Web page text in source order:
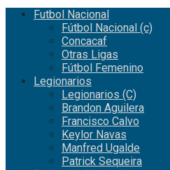
Futbol Nacional
Fútbol Nacional (c)
Concacaf
Otras Ligas
Fútbol Femenino
Legionarios
Legionarios (C)
Brandon Aguilera
Francisco Calvo
Keylor Navas
Manfred Ugalde
Patrick Sequeira